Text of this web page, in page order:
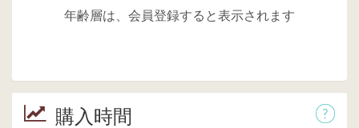
年齢層は、会員登録すると表示されます
購入時間